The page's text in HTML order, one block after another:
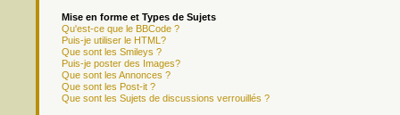
Mise en forme et Types de Sujets
Qu'est-ce que le BBCode ?
Puis-je utiliser le HTML?
Que sont les Smileys ?
Puis-je poster des Images?
Que sont les Annonces ?
Que sont les Post-it ?
Que sont les Sujets de discussions verrouillés ?